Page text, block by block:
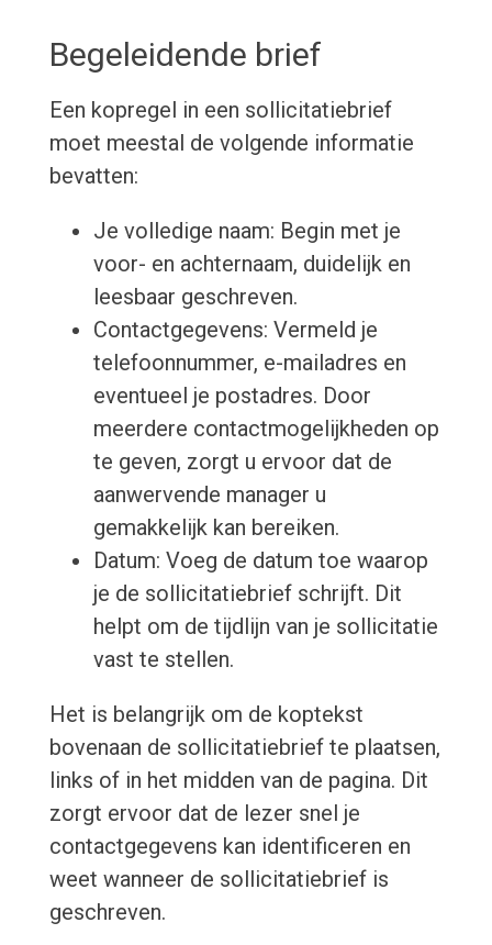
Begeleidende brief
Een kopregel in een sollicitatiebrief
moet meestal de volgende informatie
bevatten:
Je volledige naam: Begin met je
voor- en achternaam, duidelijk en
leesbaar geschreven.
Contactgegevens: Vermeld je
telefoonnummer, e-mailadres en
eventueel je postadres. Door
meerdere contactmogelijkheden op
te geven, zorgt u ervoor dat de
aanwervende manager u
gemakkelijk kan bereiken.
Datum: Voeg de datum toe waarop
je de sollicitatiebrief schrijft. Dit
helpt om de tijdlijn van je sollicitatie
vast te stellen.
Het is belangrijk om de koptekst
bovenaan de sollicitatiebrief te plaatsen,
links of in het midden van de pagina. Dit
zorgt ervoor dat de lezer snel je
contactgegevens kan identificeren en
weet wanneer de sollicitatiebrief is
geschreven.